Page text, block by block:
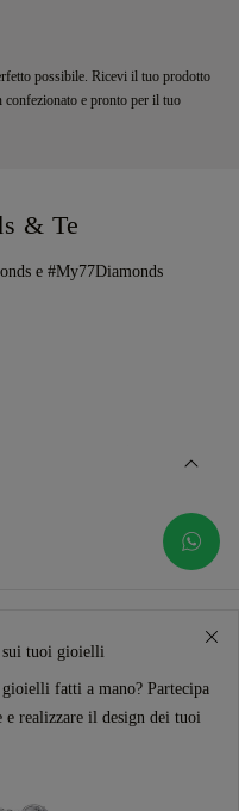
possibile. Ricevi il tuo prodotto
confezionato e pronto per il tuo
& Te
e #My77Diamonds
tuoi gioielli
fatti a mano? Partecipa
e realizzare il design dei tuoi